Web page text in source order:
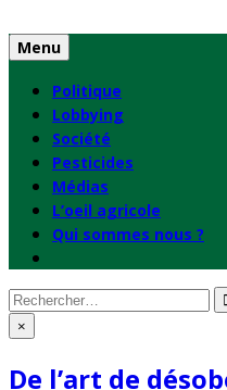
to
content
Menu
Politique
Lobbying
Société
Pesticides
Médias
L’oeil agricole
Qui sommes nous ?
Rechercher
: ×
De l’art de